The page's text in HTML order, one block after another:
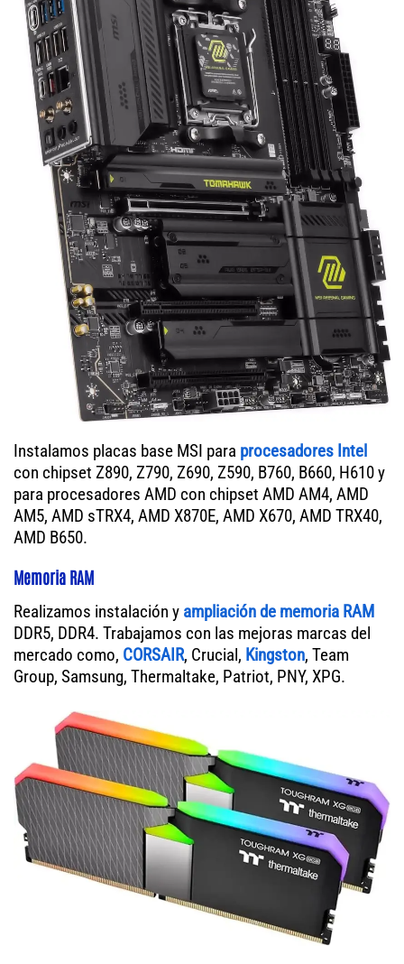
Instalamos placas base MSI para procesadores Intel
con chipset Z890, Z790, Z690, Z590, B760, B660, H610 y
para procesadores AMD con chipset AMD AM4, AMD
AM5, AMD sTRX4, AMD X870E, AMD X670, AMD TRX40,
AMD B650.
Memoria RAM
Realizamos instalación y ampliación de memoria RAM
DDR5, DDR4. Trabajamos con las mejoras marcas del
mercado como, CORSAIR, Crucial, Kingston, Team
Group, Samsung, Thermaltake, Patriot, PNY, XPG.